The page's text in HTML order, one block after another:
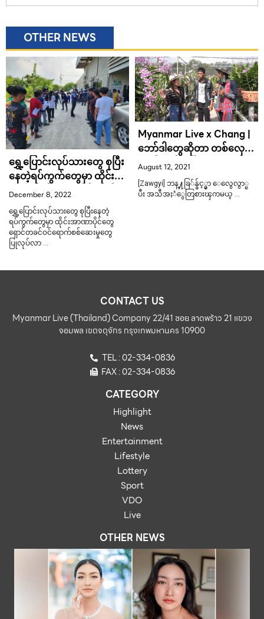
OTHER NEWS
ရွှေ့ပြောင်းလုပ်သားတွေ စုပြီး
နေတဲ့ရပ်ကွက်တွေမှာ ထိုင်း
အာဏာပိုင်တွေ ရှောင်တခင်
ဝင်ရောက်စစ်ဆေးမှုတွေ
ပြုလုပ်လာ
December 8, 2022
ရွှေ့ပြောင်းလုပ်သားတွေ စုပြီးနေတဲ့
ရပ်ကွက်တွေမှာ ထိုင်းအာဏာပိုင်တွေ
ရှောင်တခင်ဝင်ရောက်စစ်ဆေးမှုတွေ
ပြုလုပ်လာ …
Myanmar Live x Chang |
ဘော်ဒါတွေဆိုတာ တစ်လှေ
တည်းဆင်းပေါ့
August 12, 2021
[Zawgyi] ဘန္႔ခြ်န္ခ်င့္မွာ ေလွေလွာ္ၿ
ပီး အသီအႏံွေတြစားၾကမယ္ …
CONTACT US
Myanmar Live (Thailand) Company 22/41 ซอย ลาดพร้าว 21 แขวง
จอมพล เขตจตุจักร กรุงเทพมหานคร 10900
TEL : 02-334-0836
FAX : 02-334-0836
CATEGORY
Highlight
News
Entertainment
Lifestyle
Lottery
Sport
VDO
Live
OTHER NEWS